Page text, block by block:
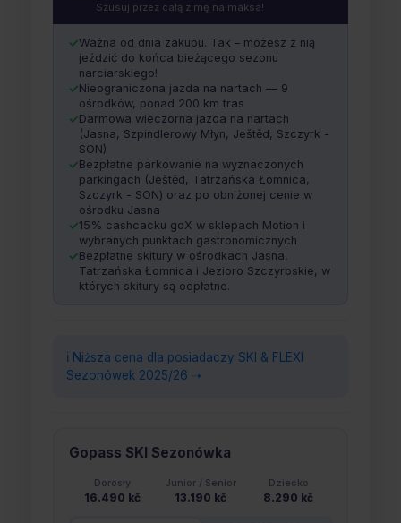
Szusuj przez całą zimę na maksa!
Ważna od dnia zakupu. Tak – możesz z nią
jeździć do końca bieżącego sezonu
narciarskiego!
Nieograniczona jazda na nartach — 9
ośrodków, ponad 200 km tras
Darmowa wieczorna jazda na nartach
(Jasna, Szpindlerowy Młyn, Ještěd, Szczyrk -
SON)
Bezpłatne parkowanie na wyznaczonych
parkingach (Ještěd, Tatrzańska Łomnica,
Szczyrk - SON) oraz po obniżonej cenie w
ośrodku Jasna
15% cashcacku goX w sklepach Motion i
wybranych punktach gastronomicznych
Bezpłatne skitury w ośrodkach Jasna,
Tatrzańska Łomnica i Jezioro Szczyrbskie, w
których skitury są odpłatne.
ℹ️ Niższa cena dla posiadaczy SKI & FLEXI
Sezonówek 2025/26 ➝
Gopass SKI Sezonówka
Dorosły
16.490 kč
Junior / Senior
13.190 kč
Dziecko
8.290 kč